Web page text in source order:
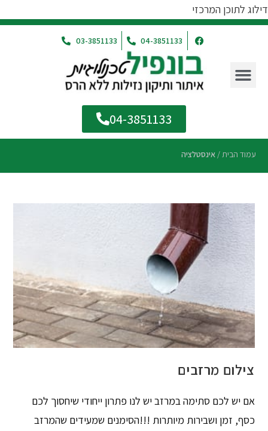
דילוג לתוכן המרכזי
04-3851133
03-3851133
04-3851133
עמוד הבית/ אינסטלציה
צילום מרזבים
אם יש לכם סתימה במרזב יש לנו פתרון ייחודי שיחסוך לכם
כסף, זמן ושבירות מיותרות !!!הסימנים שמעידים שהמרזב